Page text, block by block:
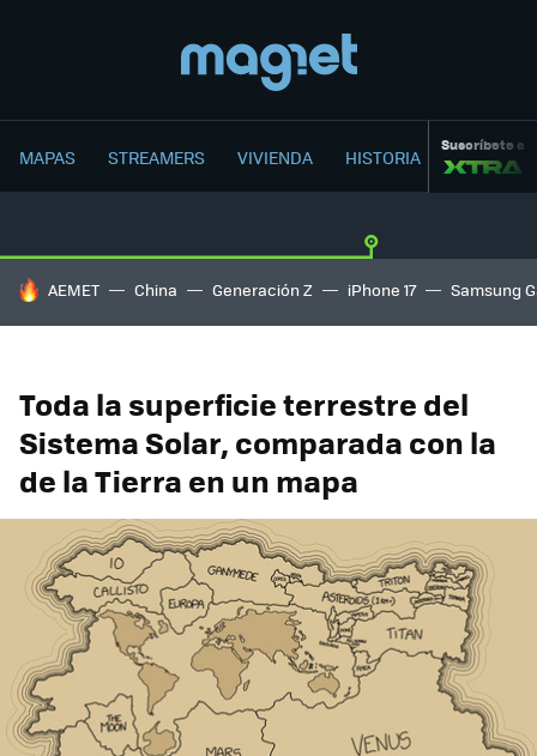
MAPAS STREAMERS VIVIENDA HISTORIA Suscríbete a
HOY SE HABLA DE
AEMET China Generación Z iPhone 17 Samsung
Toda la superficie terrestre del
Sistema Solar, comparada con la
de la Tierra en un mapa